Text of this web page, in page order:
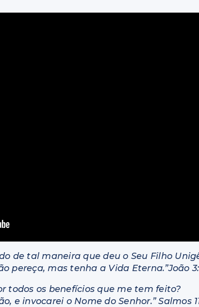
de tal maneira que deu o Seu Filho
pereça, mas tenha a Vida Eterna.”João
todos os benefícios que me tem feito?
e invocarei o Nome do Senhor.” Salmos